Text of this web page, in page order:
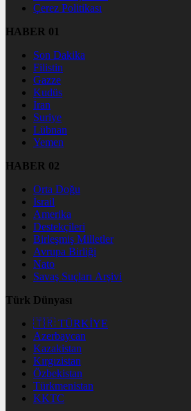
Çerez Politikası
HABER 01
Son Dakika
Filistin
Gazze
Kudüs
İran
Suriye
Lübnan
Yemen
HABER 02
Orta Doğu
İsrail
Amerika
Destekçileri
Birleşmiş Milletler
Avrupa Birliği
Nato
Savaş Suçları Arşivi
Türk Dünyası
🇹🇷 TÜRKİYE
Azerbaycan
Kazakistan
Kırgızistan
Özbekistan
Türkmenistan
KKTC